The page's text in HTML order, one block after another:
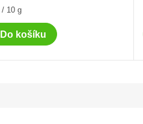
10 g
Do košíku